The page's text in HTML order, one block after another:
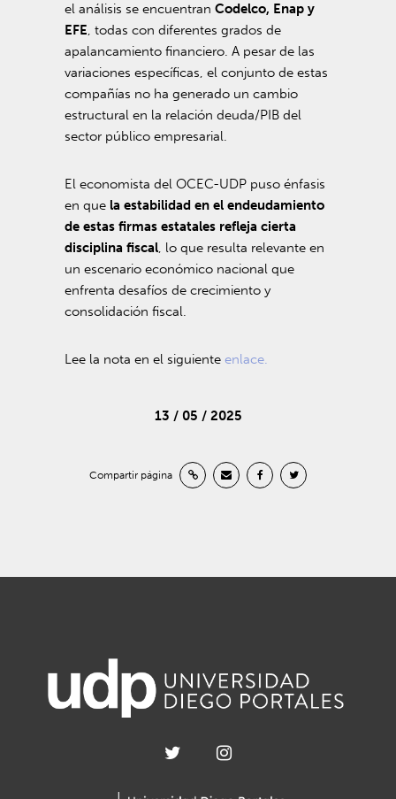
el análisis se encuentranCodelco, Enap y
EFE, todas con diferentes grados de
apalancamiento financiero. A pesar de las
variaciones específicas, el conjunto de estas
compañías no ha generado un cambio
estructural en la relación deuda/PIB del
sector público empresarial.
El economista del OCEC-UDP puso énfasis
en que la estabilidad en el endeudamiento
de estas firmas estatales refleja cierta
disciplina fiscal, lo que resulta relevante en
un escenario económico nacional que
enfrenta desafíos de crecimiento y
consolidación fiscal.
Lee la nota en el siguienteenlace.
13 / 05 / 2025
Compartir página